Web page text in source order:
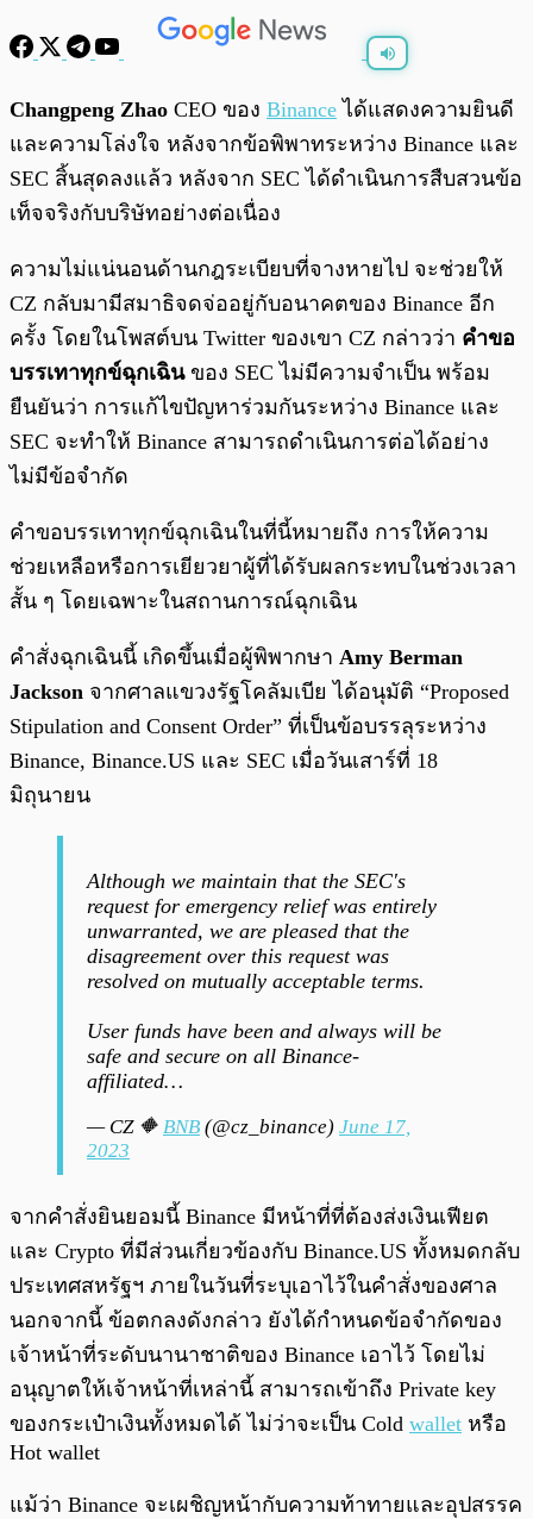
0:00
Changpeng Zhao CEO ของ Binance ได้แสดงความยินดี
และความโล่งใจ หลังจากข้อพิพาทระหว่าง Binance และ
SEC สิ้นสุดลงแล้ว หลังจาก SEC ได้ดำเนินการสืบสวนข้อ
เท็จจริงกับบริษัทอย่างต่อเนื่อง
ความไม่แน่นอนด้านกฎระเบียบที่จางหายไป จะช่วยให้
CZ กลับมามีสมาธิจดจ่ออยู่กับอนาคตของ Binance อีก
ครั้ง โดยในโพสต์บน Twitter ของเขา CZ กล่าวว่า คำขอ
บรรเทาทุกข์ฉุกเฉินของ SEC ไม่มีความจำเป็น พร้อม
ยืนยันว่า การแก้ไขปัญหาร่วมกันระหว่าง Binance และ
SEC จะทำให้ Binance สามารถดำเนินการต่อได้อย่าง
ไม่มีข้อจำกัด
คำขอบรรเทาทุกข์ฉุกเฉินในที่นี้หมายถึง การให้ความ
ช่วยเหลือหรือการเยียวยาผู้ที่ได้รับผลกระทบในช่วงเวลา
สั้น ๆ โดยเฉพาะในสถานการณ์ฉุกเฉิน
คำสั่งฉุกเฉินนี้ เกิดขึ้นเมื่อผู้พิพากษา Amy Berman
Jackson จากศาลแขวงรัฐโคลัมเบีย ได้อนุมัติ “Proposed
Stipulation and Consent Order” ที่เป็นข้อบรรลุระหว่าง
Binance, Binance.US และ SEC เมื่อวันเสาร์ที่ 18
มิถุนายน
Although we maintain that the SEC's
request for emergency relief was entirely
unwarranted, we are pleased that the
disagreement over this request was
resolved on mutually acceptable terms.
User funds have been and always will be
safe and secure on all Binance-
affiliated…
— CZ 🔶 BNB (@cz_binance) June 17,
2023
จากคำสั่งยินยอมนี้ Binance มีหน้าที่ที่ต้องส่งเงินเฟียต
และ Crypto ที่มีส่วนเกี่ยวข้องกับ Binance.US ทั้งหมดกลับ
ประเทศสหรัฐฯ ภายในวันที่ระบุเอาไว้ในคำสั่งของศาล
นอกจากนี้ ข้อตกลงดังกล่าว ยังได้กำหนดข้อจำกัดของ
เจ้าหน้าที่ระดับนานาชาติของ Binance เอาไว้ โดยไม่
อนุญาตให้เจ้าหน้าที่เหล่านี้ สามารถเข้าถึง Private key
ของกระเป๋าเงินทั้งหมดได้ ไม่ว่าจะเป็น Cold wallet หรือ
Hot wallet
แม้ว่า Binance จะเผชิญหน้ากับความท้าทายและอุปสรรค